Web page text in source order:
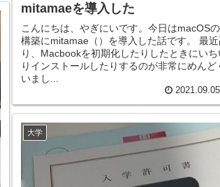
mitamaeを導入した
こんにちは、やぎにいです。今日はmacOS
構築にmitamae（）を導入した話です。 最
り、Macbookを初期化したりしたときにい
りインストールしたりするのが非常にめんど
いまし...
2021.09.05
大学